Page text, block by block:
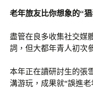
老年旅友比你想象的“
盡管在良多收集社交媒
詞，但大都年青人初次
本年正在讀研討生的張
溝游玩，成果就“誤進老